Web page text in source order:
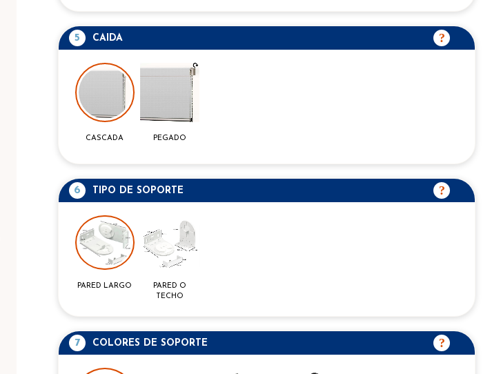
5 CAIDA
CASCADA PEGADO
6 TIPO DE SOPORTE
PARED LARGO
PARED O
TECHO
7 COLORES DE SOPORTE